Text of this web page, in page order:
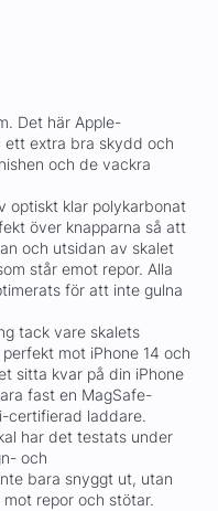
Det här Apple-
ett extra bra skydd och
och de vackra
optiskt klar polykarbonat
över knapparna så att
och utsidan av skalet
står emot repor. Alla
för att inte gulna
tack vare skalets
mot iPhone 14 och
sitta kvar på din iPhone
fast en MagSafe-
certifierad laddare.
har det testats under
och
bara snyggt ut, utan
repor och stötar.